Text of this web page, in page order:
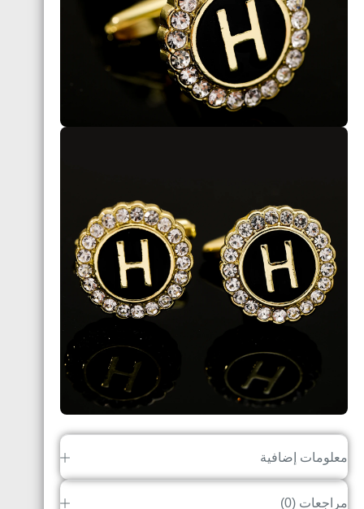
معلومات إضافية
مراجعات (0)